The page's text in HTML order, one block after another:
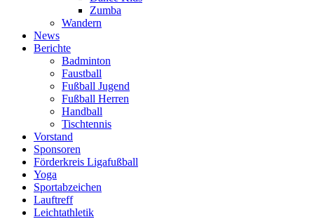
Zumba
Wandern
News
Berichte
Badminton
Faustball
Fußball Jugend
Fußball Herren
Handball
Tischtennis
Vorstand
Sponsoren
Förderkreis Ligafußball
Yoga
Sportabzeichen
Lauftreff
Leichtathletik